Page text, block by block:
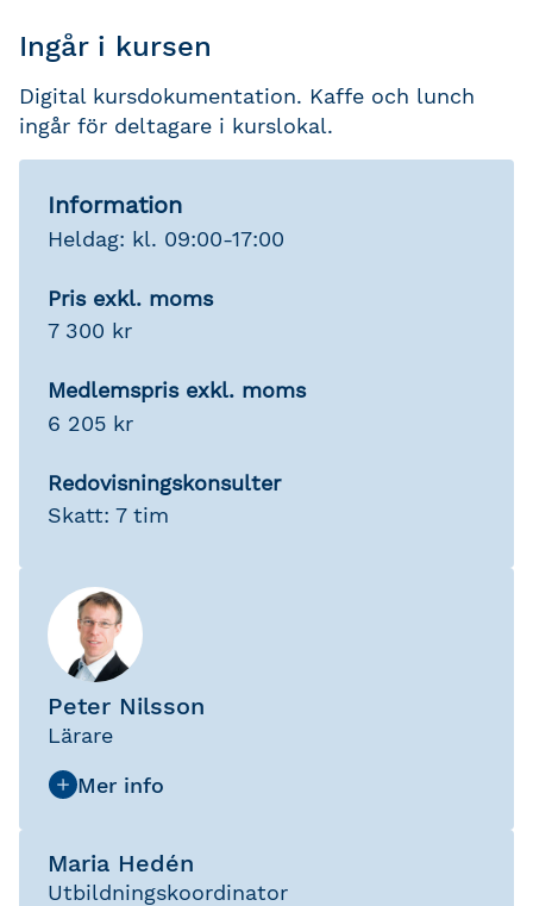
Ingår i kursen
Digital kursdokumentation. Kaffe och lunch
ingår för deltagare i kurslokal.
Information
Heldag: kl. 09:00-17:00
Pris exkl. moms
7 300 kr
Medlemspris exkl. moms
6 205 kr
Redovisningskonsulter
Skatt: 7 tim
Peter Nilsson
Lärare
Maria Hedén
Utbildningskoordinator